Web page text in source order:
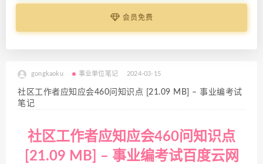
会员免费
gongkaoku 事业单位笔记 2024-03-15
社区工作者应知应会460问知识点 [21.09 MB] – 事业编考试
笔记
社区工作者应知应会460问知识点
[21.09 MB] – 事业编考试百度云网